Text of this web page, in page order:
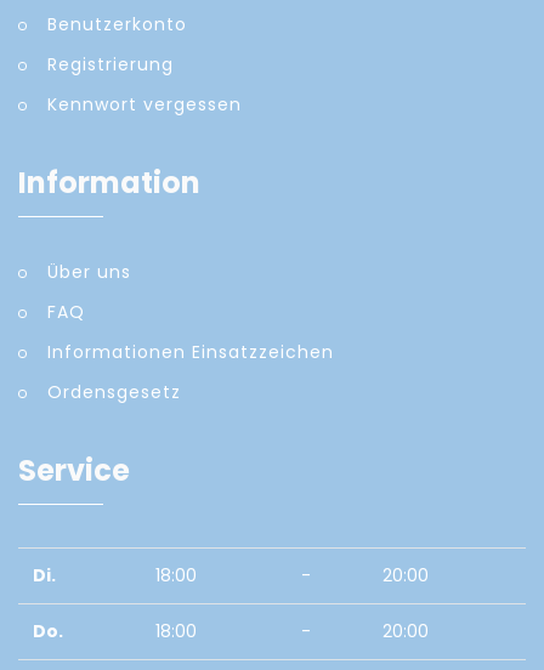
Benutzerkonto
Registrierung
Kennwort vergessen
Information
Über uns
FAQ
Informationen Einsatzzeichen
Ordensgesetz
Service
Di. 18:00 - 20:00
Do. 18:00 - 20:00